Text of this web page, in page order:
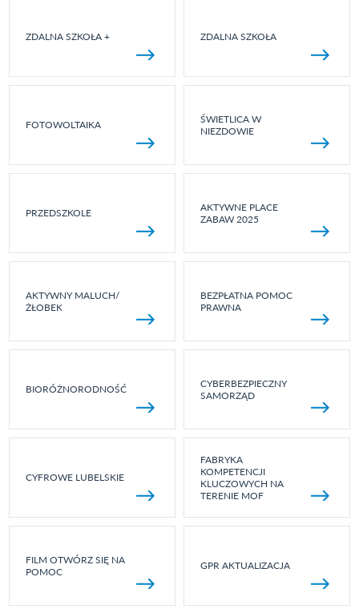
ZDALNA SZKOŁA + ZDALNA SZKOŁA
FOTOWOLTAIKA
ŚWIETLICA W
NIEZDOWIE
PRZEDSZKOLE
AKTYWNE PLACE
ZABAW 2025
AKTYWNY MALUCH/
ŻŁOBEK
BEZPŁATNA POMOC
PRAWNA
BIORÓŻNORODNOŚĆ
CYBERBEZPIECZNY
SAMORZĄD
CYFROWE LUBELSKIE
FABRYKA
KOMPETENCJI
KLUCZOWYCH NA
TERENIE MOF
FILM OTWÓRZ SIĘ NA
POMOC
GPR AKTUALIZACJA